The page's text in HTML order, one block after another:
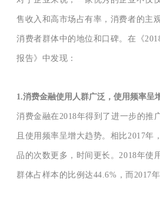
售收入和高市场占有率，消费者的主
消费者群体中的地位和口碑。在《
报告》中发现：
1.消费金融使用人群广泛，使用频率呈
消费金融在2018年得到了进一步的推
且使用频率呈增大趋势。相比2017年
品的次数更多，时间更长。2018年使
群体占样本的比例达44.6%，而2017年